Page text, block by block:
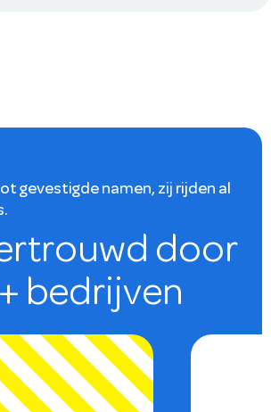
gevestigde namen, zij rijden al
door
bedrijven